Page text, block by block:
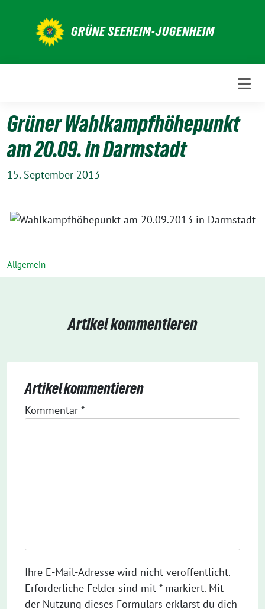
GRÜNE SEEHEIM-JUGENHEIM
Grüner Wahlkampfhöhepunkt
am 20.09. in Darmstadt
15. September 2013
Allgemein
Artikel kommentieren
Artikel kommentieren
Kommentar *
Ihre E-Mail-Adresse wird nicht veröffentlicht.
Erforderliche Felder sind mit * markiert. Mit
der Nutzung dieses Formulars erklärst du dich